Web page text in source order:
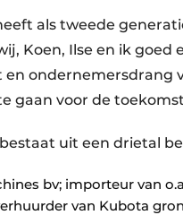
als tweede
Koen, Ilse en ik
ondernemersdrang
gaan voor de
uit een drietal
bv; importeur van
van Kubota